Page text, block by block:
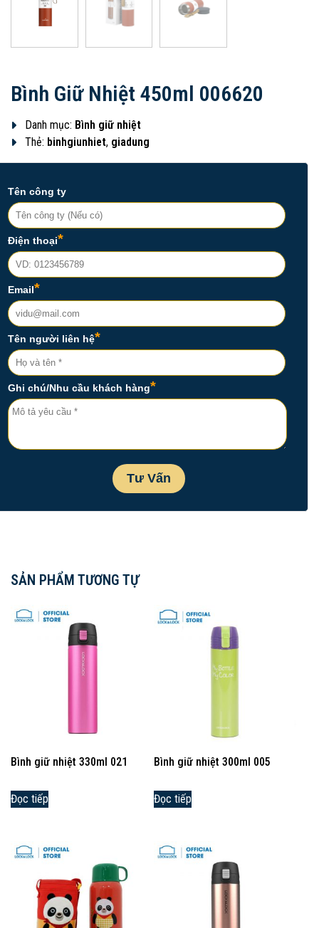
Bình Giữ Nhiệt 450ml 006620
Danh mục: Bình giữ nhiệt
Thẻ: binhgiunhiet, giadung
SẢN PHẨM TƯƠNG TỰ
Bình giữ nhiệt 330ml 021
Đọc tiếp
Bình giữ nhiệt 300ml 005
Đọc tiếp